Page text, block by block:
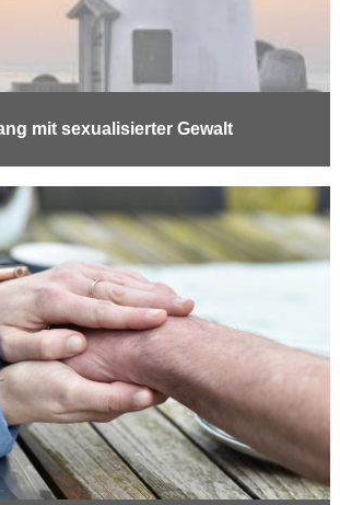
mit sexualisierter Gewalt